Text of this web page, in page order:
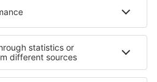
in Fassatal Hotels in Lazio